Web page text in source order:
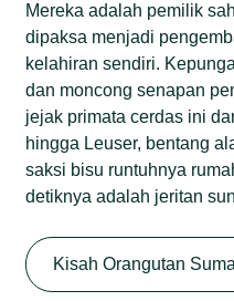
Sumatera di
Junaidi
Begini
Mereka adalah pemilik
dipaksa menjadi
kelahiran sendiri.
dan moncong senapan
jejak primata cerdas ini
hingga Leuser, bentang
saksi bisu runtuhnya
detiknya adalah jeritan